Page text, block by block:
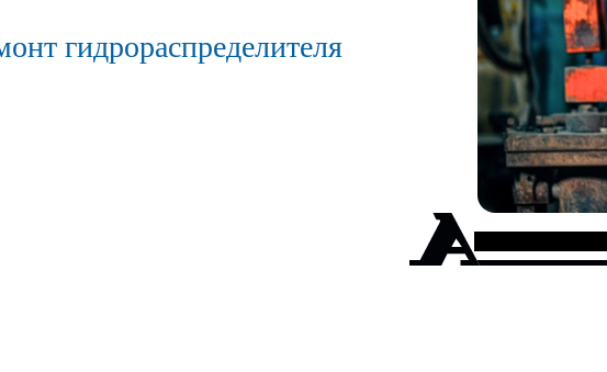
техникигидрораспределителя